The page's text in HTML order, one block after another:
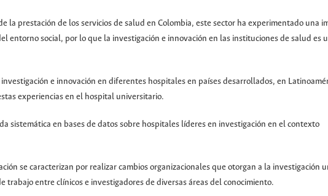
la prestación de los servicios de salud en Colombia, este sector ha experimentado una
entorno social, por lo que la investigación e innovación en las instituciones de salud es
e innovación en diferentes hospitales en países desarrollados, en
experiencias en el hospital universitario.
sistemática en bases de datos sobre hospitales líderes en investigación en el contexto
se caracterizan por realizar cambios organizacionales que otorgan a la investigación
trabajo entre clínicos e investigadores de diversas áreas del conocimiento.